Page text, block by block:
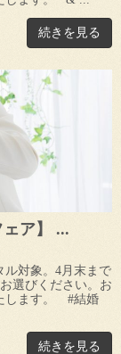
続きを見る
ア】 ...
ル対象。4月末まで
選びください。お
します。 #結婚
続きを見る